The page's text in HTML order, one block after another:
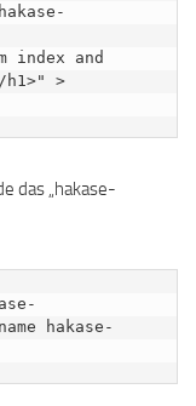
index and
h1>" >
das „hakase-
hakase-